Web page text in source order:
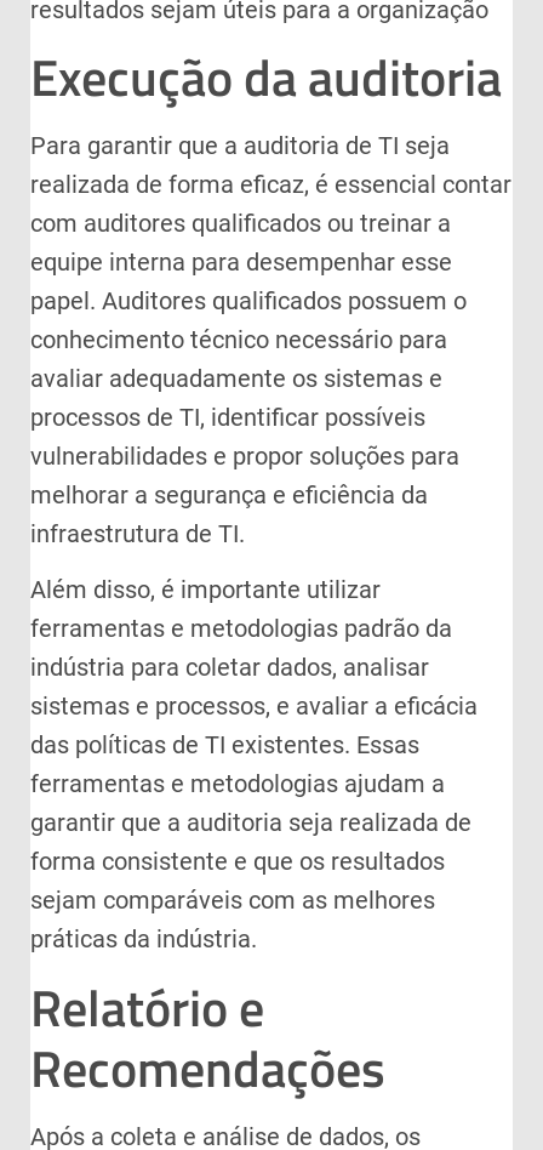
resultados sejam úteis para a organização
Execução da auditoria
Para garantir que a auditoria de TI seja
realizada de forma eficaz, é essencial contar
com auditores qualificados ou treinar a
equipe interna para desempenhar esse
papel. Auditores qualificados possuem o
conhecimento técnico necessário para
avaliar adequadamente os sistemas e
processos de TI, identificar possíveis
vulnerabilidades e propor soluções para
melhorar a segurança e eficiência da
infraestrutura de TI.
Além disso, é importante utilizar
ferramentas e metodologias padrão da
indústria para coletar dados, analisar
sistemas e processos, e avaliar a eficácia
das políticas de TI existentes. Essas
ferramentas e metodologias ajudam a
garantir que a auditoria seja realizada de
forma consistente e que os resultados
sejam comparáveis com as melhores
práticas da indústria.
Relatório e
Recomendações
Após a coleta e análise de dados, os